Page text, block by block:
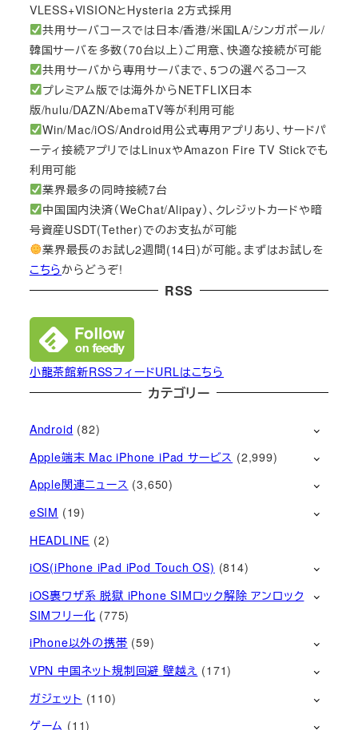
VLESS+VISIONとHysteria 2方式採用
共用サーバコースでは日本/香港/米国LA/シンガポール/
韓国サーバを多数（70台以上）ご用意、快適な接続が可能
共用サーバから専用サーバまで、5つの選べるコース
プレミアム版では海外からNETFLIX日本
版/hulu/DAZN/AbemaTV等が利用可能
Win/Mac/iOS/Android用公式専用アプリあり、サードパ
ーティ接続アプリではLinuxやAmazon Fire TV Stickでも
利用可能
業界最多の同時接続7台
中国国内決済（WeChat/Alipay）、クレジットカードや暗
号資産USDT(Tether)でのお支払が可能
業界最長のお試し2週間(14日)が可能。まずはお試しを
こちらからどうぞ!
RSS
小龍茶館新RSSフィードURLはこちら
カテゴリー
Android (82)
Apple端末 Mac iPhone iPad サービス (2,999)
Apple関連ニュース (3,650)
eSIM (19)
HEADLINE (2)
iOS(iPhone iPad iPod Touch OS) (814)
iOS裏ワザ系 脱獄 iPhone SIMロック解除 アンロック
SIMフリー化 (775)
iPhone以外の携帯 (59)
VPN 中国ネット規制回避 壁越え (171)
ガジェット (110)
ゲーム (11)